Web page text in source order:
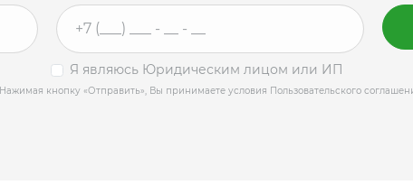
Я являюсь Юридическим лицом или ИП
Нажимая кнопку «Отправить», Вы принимаете условия Пользовательского